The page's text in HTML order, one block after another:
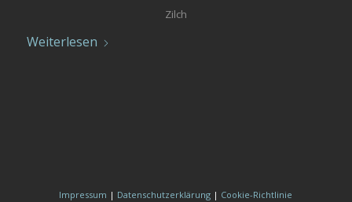
Zilch
Weiterlesen
Impressum | Datenschutzerklärung | Cookie-Richtlinie